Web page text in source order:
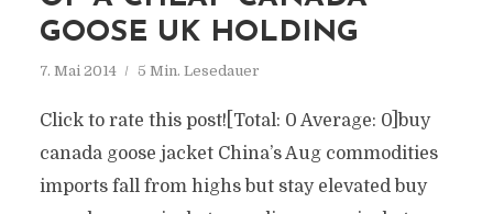
GOOSE UK HOLDING
7. Mai 2014 5 Min. Lesedauer
Click to rate this post![Total: 0 Average: 0]buy
canada goose jacket China’s Aug commodities
imports fall from highs but stay elevated buy